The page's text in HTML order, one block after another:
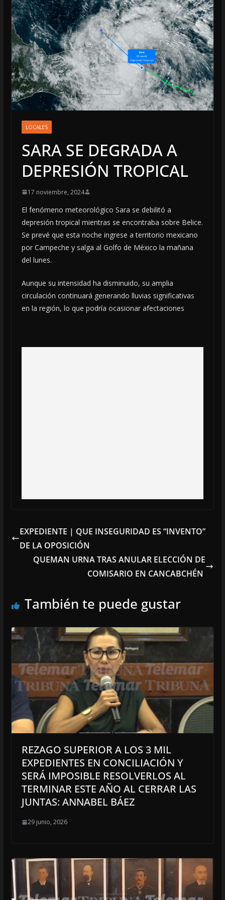
LOCALES
SARA SE DEGRADA A
DEPRESIÓN TROPICAL
17 noviembre, 2024
El fenómeno meteorológico Sara se debilitó a
depresión tropical mientras se encontraba sobre Belice.
Se prevé que esta noche ingrese a territorio mexicano
por Campeche y salga al Golfo de México la mañana
del lunes.
Aunque su intensidad ha disminuido, su amplia
circulación continuará generando lluvias significativas
en la región, lo que podría ocasionar afectaciones
EXPEDIENTE | QUE INSEGURIDAD ES “INVENTO”
DE LA OPOSICIÓN
QUEMAN URNA TRAS ANULAR ELECCIÓN DE
COMISARIO EN CANCABCHÉN
También te puede gustar
REZAGO SUPERIOR A LOS 3 MIL
EXPEDIENTES EN CONCILIACIÓN Y
SERÁ IMPOSIBLE RESOLVERLOS AL
TERMINAR ESTE AÑO AL CERRAR LAS
JUNTAS: ANNABEL BÁEZ
29 junio, 2026